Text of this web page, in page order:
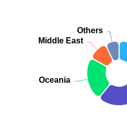
Oceania
Oceania
Middle East
Middle East
Others
Others